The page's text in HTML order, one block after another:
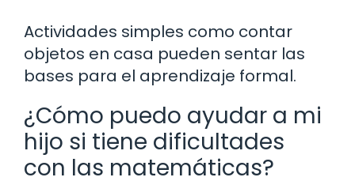
Actividades simples como contar
objetos en casa pueden sentar las
bases para el aprendizaje formal.
¿Cómo puedo ayudar a mi
hijo si tiene dificultades
con las matemáticas?